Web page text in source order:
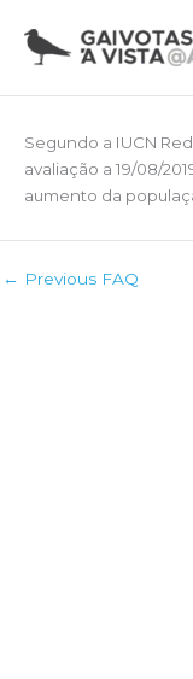
content
Segundo a IUCN
avaliação a 19/08/
aumento da
← Previous FAQ